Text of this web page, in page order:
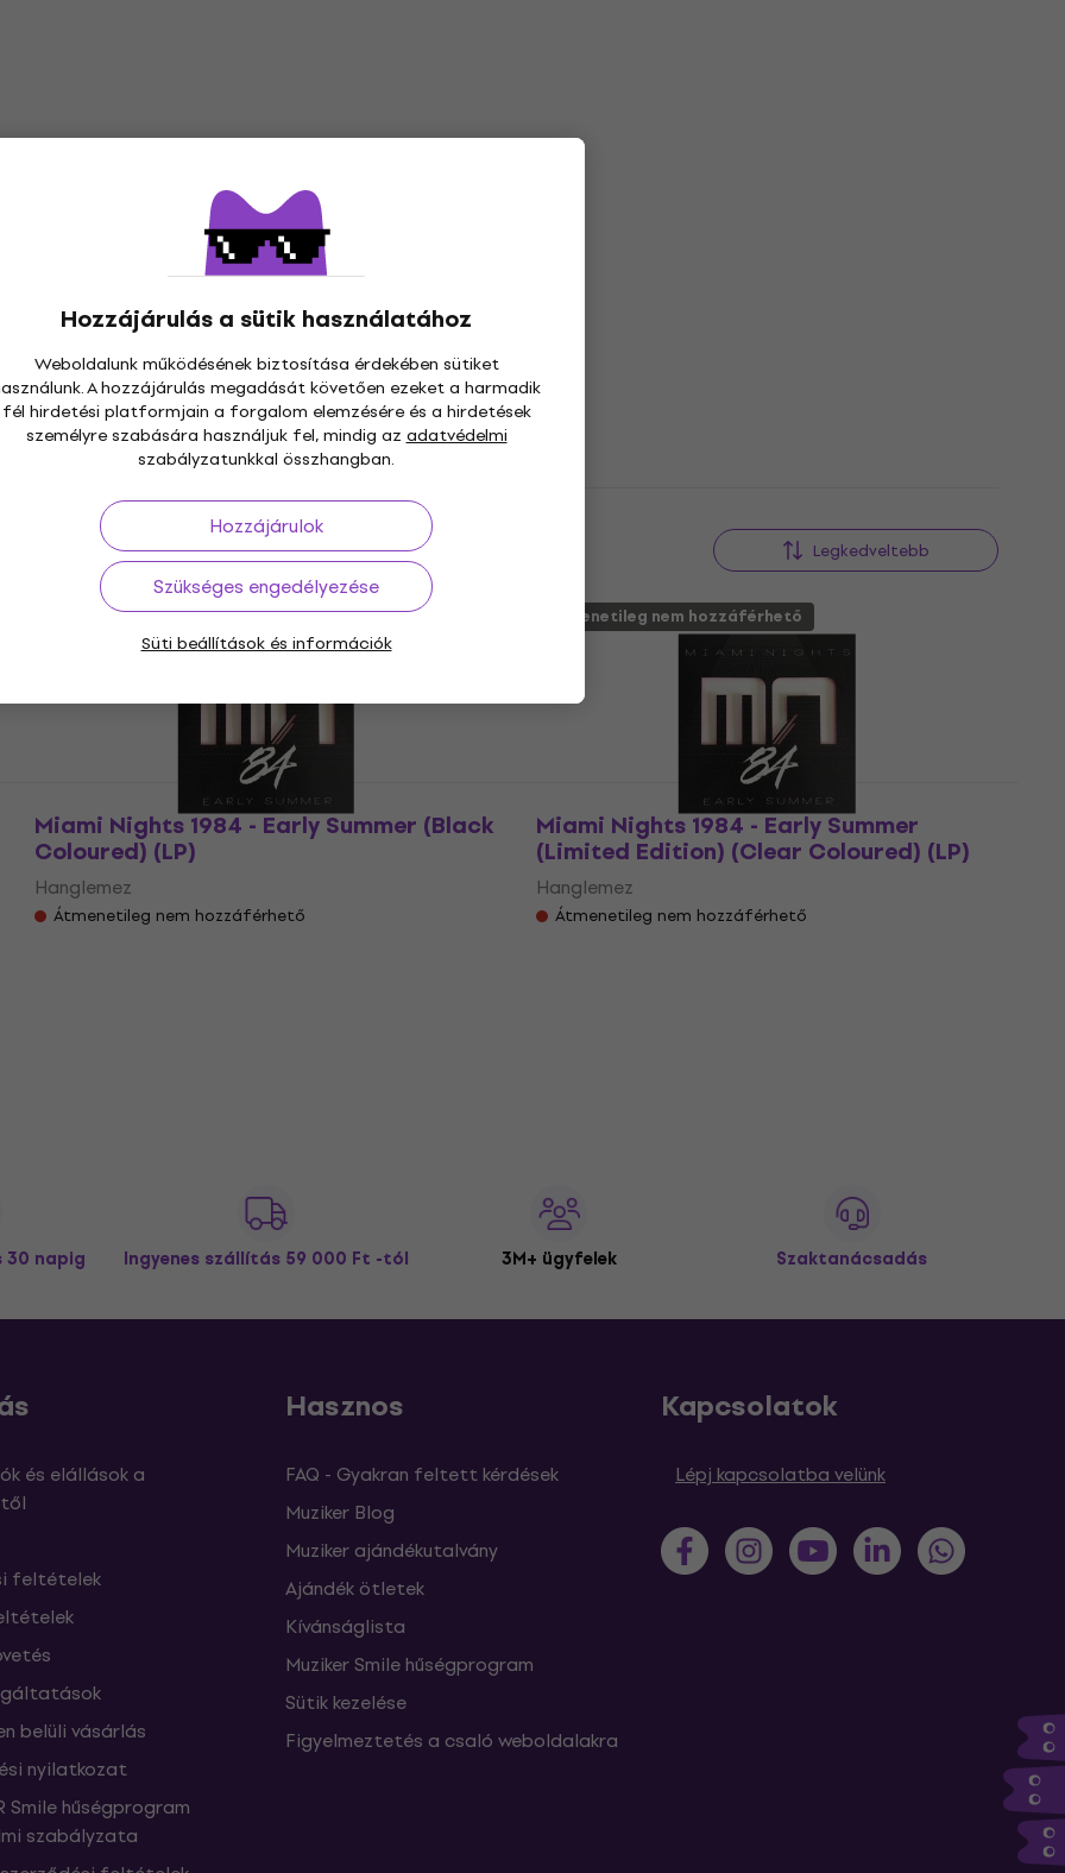
Hozzájárulás a sütik használatához
Weboldalunk működésének biztosítása érdekében sütiket
A hozzájárulás megadását követően ezeket a harmadik
fél hirdetési platformjain a forgalom elemzésére és a hirdetések
személyre szabására használjuk fel, mindig az adatvédelmi
szabályzatunkkal összhangban.
Hozzájárulok
Szükséges engedélyezése
Süti beállítások és információk
Legkedveltebb
Átmenetileg nem hozzáférhető
Miami Nights 1984 - Early Summer (Black
Coloured) (LP)
Hanglemez
Átmenetileg nem hozzáférhető
Átmenetileg nem hozzáférhető
Miami Nights 1984 - Early Summer
(Limited Edition) (Clear Coloured) (LP)
Hanglemez
Átmenetileg nem hozzáférhető
30 napig Ingyenes szállítás 59 000 Ft -tól 3M+ ügyfelek Szaktanácsadás
és elállások a
feltételek
belüli vásárlás
nyilatkozat
Smile hűségprogram
szabályzata
Hasznos
FAQ - Gyakran feltett kérdések
Muziker Blog
Muziker ajándékutalvány
Ajándék ötletek
Kívánságlista
Muziker Smile hűségprogram
Sütik kezelése
Figyelmeztetés a csaló weboldalakra
Kapcsolatok
Lépj kapcsolatba velünk